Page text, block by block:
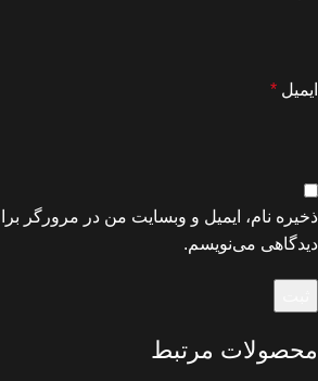
ایمیل *
ذخیره نام، ایمیل و وبسایت من در مرورگر
دیدگاهی می‌نویسم.
محصولات مرتبط